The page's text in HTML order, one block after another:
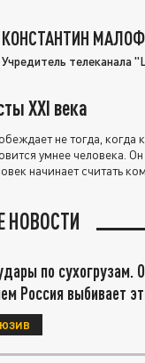
КОНСТАНТИН
Учредитель телеканала
XXI века
не тогда, когда
умнее человека.
начинает считать
НОВОСТИ
по сухогрузам.
Россия выбивает